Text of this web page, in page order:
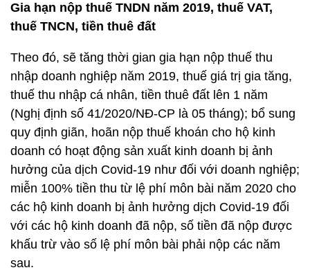
Gia hạn nộp thuế TNDN năm 2019, thuế VAT,
thuế TNCN, tiền thuê đất
Theo đó, sẽ tăng thời gian gia hạn nộp thuế thu
nhập doanh nghiệp năm 2019, thuế giá trị gia tăng,
thuế thu nhập cá nhân, tiền thuê đất lên 1 năm
(Nghị định số 41/2020/NĐ-CP là 05 tháng); bổ sung
quy định giãn, hoãn nộp thuế khoán cho hộ kinh
doanh có hoạt động sản xuất kinh doanh bị ảnh
hưởng của dịch Covid-19 như đối với doanh nghiệp;
miễn 100% tiền thu từ lệ phí môn bài năm 2020 cho
các hộ kinh doanh bị ảnh hưởng dịch Covid-19 đối
với các hộ kinh doanh đã nộp, số tiền đã nộp được
khấu trừ vào số lệ phí môn bài phải nộp các năm
sau.